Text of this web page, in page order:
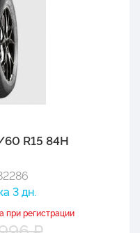
60 R15 84H
3 дн.
при регистрации